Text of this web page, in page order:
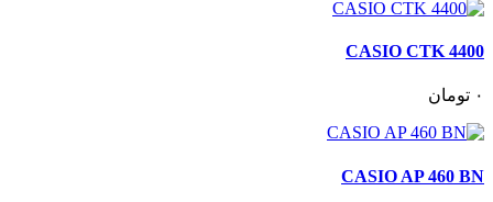
CASIO CTK 4400
٠ تومان
CASIO AP 460 BN